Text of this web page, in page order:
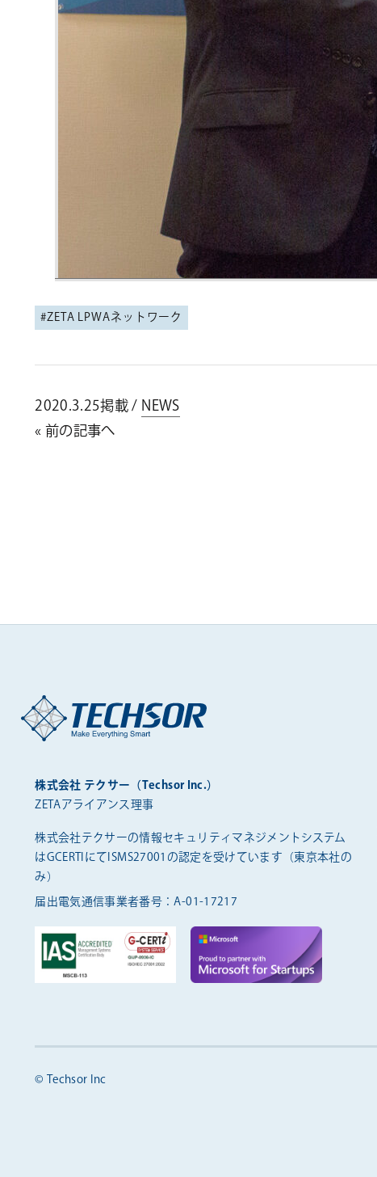
ZETA LPWAネットワーク
2020.3.25掲載 / NEWS
« 前の記事へ
株式会社 テクサー（Techsor Inc.）
ZETAアライアンス理事
株式会社テクサーの情報セキュリティマネジメントシステム
はGCERTIにてISMS27001の認定を受けています（東京本社の
み）
届出電気通信事業者番号：A-01-17217
© Techsor Inc